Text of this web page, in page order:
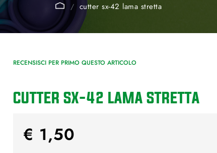
cutter sx-42 lama stretta
RECENSISCI PER PRIMO QUESTO ARTICOLO
CUTTER SX-42 LAMA STRETTA
€ 1,50